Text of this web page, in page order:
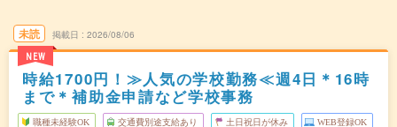
未読
NEW
掲載日 2026/08/06
時給1700円！≫人気の学校勤務≪週4日＊16時
まで＊補助金申請など学校事務
職種未経験OK 交通費別途支給あり 土日祝日が休み WEB登録OK